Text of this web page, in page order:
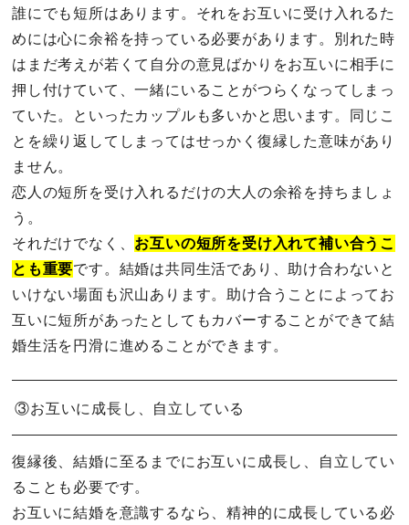
誰にでも短所はあります。それをお互いに受け入れるた
めには心に余裕を持っている必要があります。別れた時
はまだ考えが若くて自分の意見ばかりをお互いに相手に
押し付けていて、一緒にいることがつらくなってしまっ
ていた。といったカップルも多いかと思います。同じこ
とを繰り返してしまってはせっかく復縁した意味があり
ません。
恋人の短所を受け入れるだけの大人の余裕を持ちましょ
う。
それだけでなく、 お互いの短所を受け入れて補い合うこ
とも重要です。結婚は共同生活であり、助け合わないと
いけない場面も沢山あります。助け合うことによってお
互いに短所があったとしてもカバーすることができて結
婚生活を円滑に進めることができます。
③お互いに成長し、自立している
復縁後、結婚に至るまでにお互いに成長し、自立してい
ることも必要です。
お互いに結婚を意識するなら、精神的に成長している必